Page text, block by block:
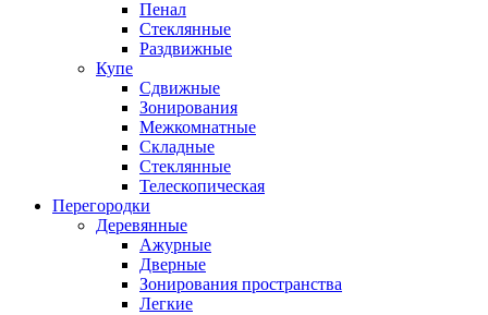
Пенал
Стеклянные
Раздвижные
Купе
Сдвижные
Зонирования
Межкомнатные
Складные
Стеклянные
Телескопическая
Перегородки
Деревянные
Ажурные
Дверные
Зонирования пространства
Легкие